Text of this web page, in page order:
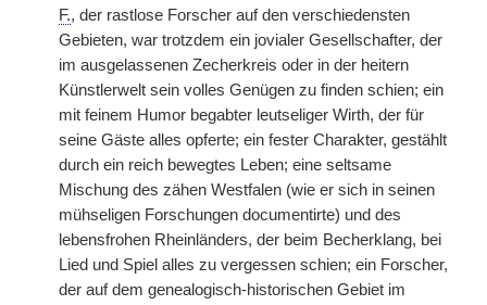
F., der rastlose Forscher auf den verschiedensten
Gebieten, war trotzdem ein jovialer Gesellschafter, der
im ausgelassenen Zecherkreis oder in der heitern
Künstlerwelt sein volles Genügen zu finden schien; ein
mit feinem Humor begabter leutseliger Wirth, der für
seine Gäste alles opferte; ein fester Charakter, gestählt
durch ein reich bewegtes Leben; eine seltsame
Mischung des zähen Westfalen (wie er sich in seinen
mühseligen Forschungen documentirte) und des
lebensfrohen Rheinländers, der beim Becherklang, bei
Lied und Spiel alles zu vergessen schien; ein Forscher,
der auf dem genealogisch-historischen Gebiet im